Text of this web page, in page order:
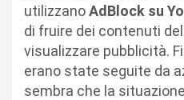
utilizzanoAdBlock su
di fruire dei contenuti
visualizzare pubblicità.
erano state seguite da
sembra che la